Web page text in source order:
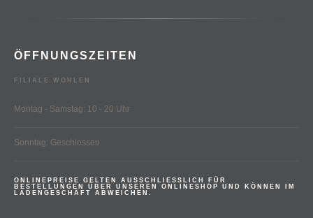
ÖFFNUNGSZEITEN
FILIALE WOHLEN
Montag - Samstag: 10 - 20 Uhr
Sonntag: Geschlossen
ONLINEPREISE GELTEN AUSSCHLIESSLICH FÜR
BESTELLUNGEN ÜBER UNSEREN ONLINESHOP UND KÖNNEN IM
LADENGESCHÄFT ABWEICHEN.